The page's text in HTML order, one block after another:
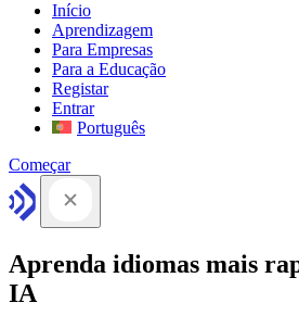
Início
Aprendizagem
Para Empresas
Para a Educação
Registar
Entrar
Português
Começar
Aprenda idiomas mais
IA